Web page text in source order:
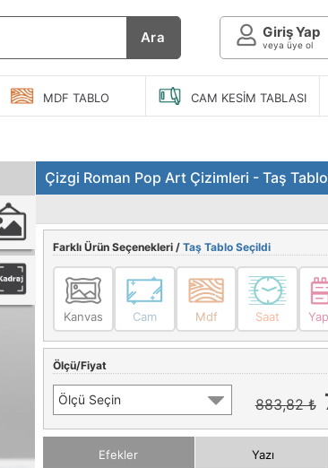
Ara Giriş Yap
veya üye ol
MDF TABLO CAM KESIM TABLASI
Çizgi Roman Pop Art Çizimleri - Taş
Farklı Ürün Seçenekleri / Taş Tablo Seçildi
Kanvas Cam Mdf Saat
Ölçü/Fiyat
Ölçü Seçin 883,82 ₺
Efekler Yazı